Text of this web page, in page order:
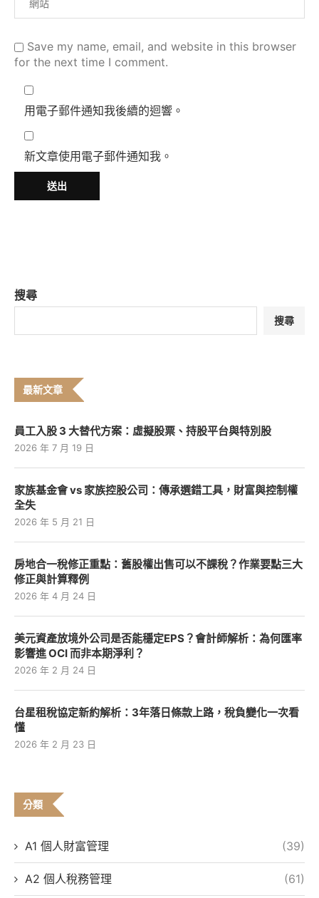
Save my name, email, and website in this browser
for the next time I comment.
用電子郵件通知我後續的迴響。
新文章使用電子郵件通知我。
搜尋
搜尋
最新文章
員工入股 3 大替代方案：虛擬股票、持股平台與特別股
2026 年 7 月 19 日
家族基金會 vs 家族控股公司：傳承選錯工具，財富與控制權
全失
2026 年 5 月 21 日
房地合一稅修正重點：舊股權出售可以不課稅？作業要點三大
修正與計算釋例
2026 年 4 月 24 日
美元資產放境外公司是否能穩定EPS？會計師解析：為何匯率
影響進 OCI 而非本期淨利？
2026 年 2 月 24 日
台星租稅協定新約解析：3年落日條款上路，稅負變化一次看
懂
2026 年 2 月 23 日
分類
A1 個人財富管理 (39)
A2 個人稅務管理 (61)